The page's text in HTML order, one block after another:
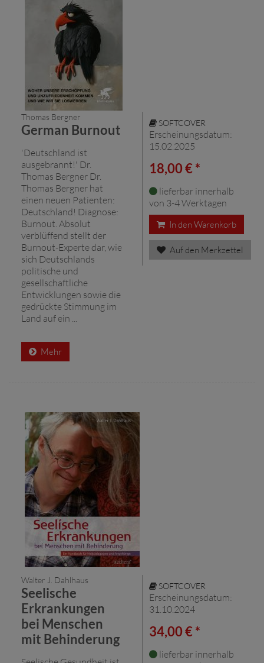
Thomas Bergner
German Burnout
'Deutschland ist
ausgebrannt!' Dr.
Thomas Bergner Dr.
Thomas Bergner hat
einen neuen Patienten:
Deutschland! Diagnose:
Burnout. Absolut
verblüffend stellt der
Burnout-Experte dar, wie
sich Deutschlands
politische und
gesellschaftliche
Entwicklungen sowie die
gedrückte Stimmung im
Land auf ein ...
Mehr
SOFTCOVER
Erscheinungsdatum:
15.02.2025
18,00 € *
lieferbar innerhalb
von 3-4 Werktagen
In den Warenkorb
Auf den Merkzettel
Walter J. Dahlhaus
Seelische
Erkrankungen
bei Menschen
mit Behinderung
SOFTCOVER
Erscheinungsdatum:
31.10.2024
34,00 € *
lieferbar innerhalb